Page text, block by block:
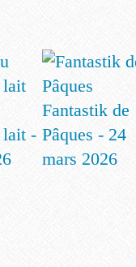
lait -
Fantastik de
Pâques - 24
mars 2026